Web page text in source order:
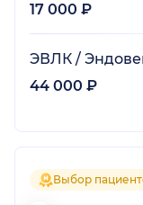
17 000 ₽
ЭВЛК /
44 000 ₽
Выбор